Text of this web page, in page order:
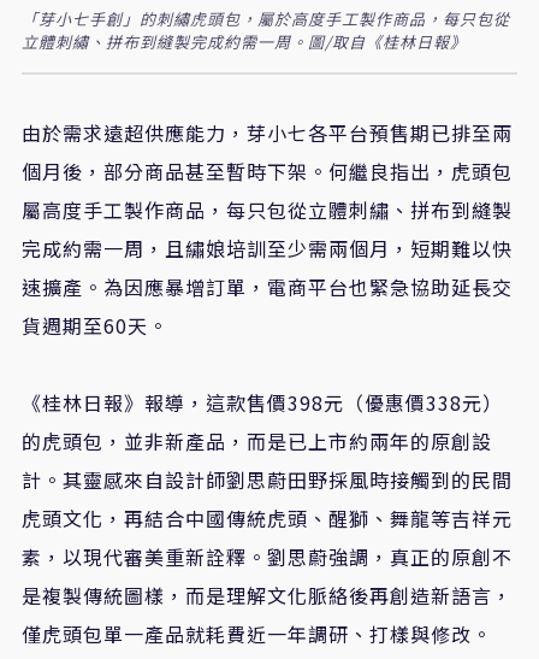
「芽小七手創」的刺繡虎頭包，屬於高度手工製作商品，每只包從
立體刺繡、拼布到縫製完成約需一周。圖/取自《桂林日報》
由於需求遠超供應能力，芽小七各平台預售期已排至兩
個月後，部分商品甚至暫時下架。何繼良指出，虎頭包
屬高度手工製作商品，每只包從立體刺繡、拼布到縫製
完成約需一周，且繡娘培訓至少需兩個月，短期難以快
速擴產。為因應暴增訂單，電商平台也緊急協助延長交
貨週期至60天。
《桂林日報》報導，這款售價398元（優惠價338元）
的虎頭包，並非新產品，而是已上市約兩年的原創設
計。其靈感來自設計師劉思蔚田野採風時接觸到的民間
虎頭文化，再結合中國傳統虎頭、醒獅、舞龍等吉祥元
素，以現代審美重新詮釋。劉思蔚強調，真正的原創不
是複製傳統圖樣，而是理解文化脈絡後再創造新語言，
僅虎頭包單一產品就耗費近一年調研、打樣與修改。